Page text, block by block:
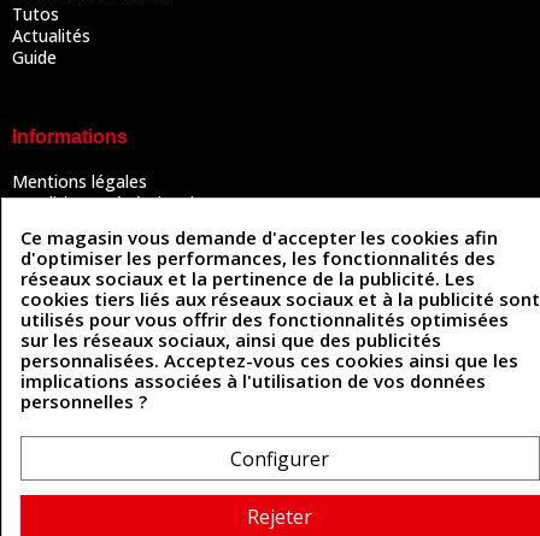
Tutos
Actualités
Guide
Informations
Mentions légales
Conditions Générales de Vente
Politique des cookies
Contactez-nous
Coordonnées
493 Chemin de Catougnac
81300 Graulhet
contact@cuirenstock.com
Cuirenstock © 2026 - Une création Quatrys 💙
Ce magasin vous demande d'accepter les cookies afin
d'optimiser les performances, les fonctionnalités des
réseaux sociaux et la pertinence de la publicité. Les
cookies tiers liés aux réseaux sociaux et à la publicité sont
utilisés pour vous offrir des fonctionnalités optimisées
sur les réseaux sociaux, ainsi que des publicités
personnalisées. Acceptez-vous ces cookies ainsi que les
implications associées à l'utilisation de vos données
personnelles ?
Configurer
Rejeter